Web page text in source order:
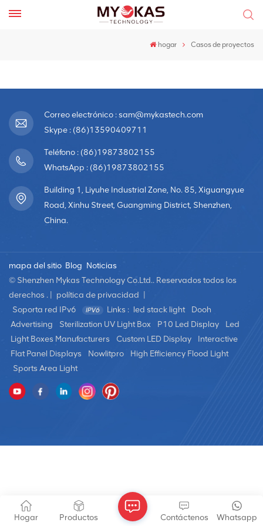
hogar Casos de proyectos
Correo electrónico : sam@mykastech.com
Skype : (86)13590409711
Teléfono : (86)19873802155
WhatsApp : (86)19873802155
Building 1, Liyuhe Industrial Zone, No. 85, Xiguangyue
Road, Xinhu Street, Guangming District, Shenzhen,
China.
mapa del sitio Blog Noticias
© Shenzhen Mykas Technology Co.Ltd.. Reservados todos los
derechos . |
política de privacidad
Soporta red IPv6
Links : led stack light
Dooh
Advertising
Sterilization UV Light Box P10 Led Display
Led
Light Boxes Manufacturers
Custom LED Display
Interactive
Flat Panel Displays
Nowlitpro
High Efficiency Flood Light
Sports Area Light
Hogar Productos Whatsapp
Contáctenos